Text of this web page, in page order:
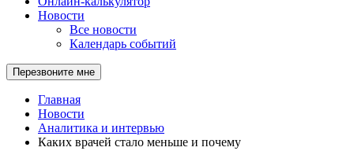
Новости
Все новости
Календарь событий
Перезвоните мне
Главная
Новости
Аналитика и интервью
Каких врачей стало меньше и почему